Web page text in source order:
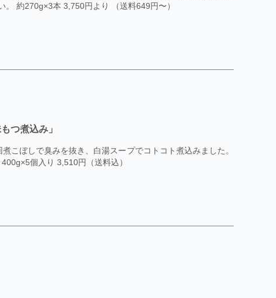
約270g×3本 3,750円より （送料649円〜）
つ煮込み」
こぼしで臭みを抜き、白湯スープでコトコト煮込みました。
個入り 3,510円（送料込）